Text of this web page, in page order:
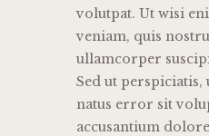
volutpat. Ut wisi
veniam, quis
ullamcorper
Sed ut perspiciatis,
natus error sit
accusantium